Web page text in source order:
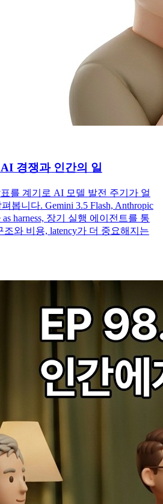
경쟁과 인간의 일
표를 계기로 AI 모델 발전 주기가 얼
봅니다. Gemini 3.5 Flash, Anthropic
harness, 장기 실행 에이전트를 통
와 비용, latency가 더 중요해지는